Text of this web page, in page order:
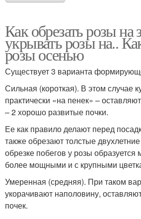
Как обрезать розы на
укрывать розы на..
розы осенью
Существует 3 варианта
Сильная (короткая). В этом случае
практически «на пенек» –
– 2 хорошо развитые почки.
Ее как правило делают перед
также обрезают толстые
обрезке побегов у розы
более мощными и с крупными
Умеренная (средняя). При таком
укорачивают наполовину,
почек.